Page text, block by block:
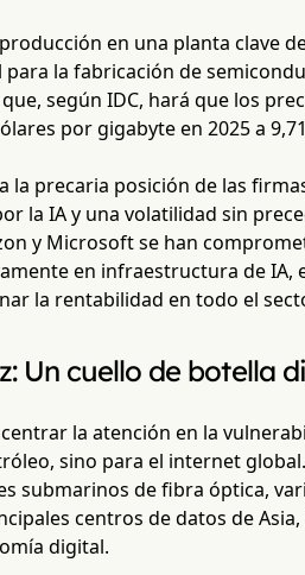
en una planta clave
la fabricación de
según IDC, hará que los
por gigabyte en 2025 a
la precaria posición de las
la IA y una volatilidad sin
y Microsoft se han
en infraestructura de
la rentabilidad en todo el
Un cuello de botella
la atención en la
sino para el internet
submarinos de fibra óptica,
centros de datos de
digital.